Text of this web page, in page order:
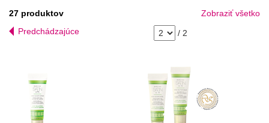
27 produktov
Zobraziť všetko
Predchádzajúce
/ 2